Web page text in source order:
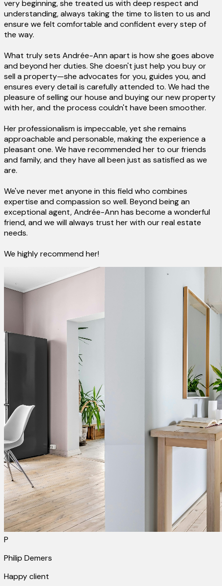
very beginning, she treated us with deep respect and
understanding, always taking the time to listen to us and
ensure we felt comfortable and confident every step of
the way.
What truly sets Andrée-Ann apart is how she goes above
and beyond her duties. She doesn't just help you buy or
sell a property—she advocates for you, guides you, and
ensures every detail is carefully attended to. We had the
pleasure of selling our house and buying our new property
with her, and the process couldn't have been smoother.
Her professionalism is impeccable, yet she remains
approachable and personable, making the experience a
pleasant one. We have recommended her to our friends
and family, and they have all been just as satisfied as we
are.
We've never met anyone in this field who combines
expertise and compassion so well. Beyond being an
exceptional agent, Andrée-Ann has become a wonderful
friend, and we will always trust her with our real estate
needs.
We highly recommend her!
P
Philip Demers
Happy client